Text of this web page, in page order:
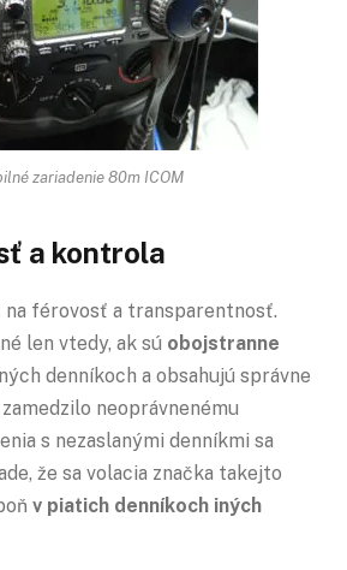
zariadenie 80m ICOM
a kontrola
na férovosť a transparentnosť.
len vtedy, ak sú obojstranne
denníkoch a obsahujú správne
neoprávnenému
s nezaslanými denníkmi sa
že sa volacia značka takejto
v piatich denníkoch iných